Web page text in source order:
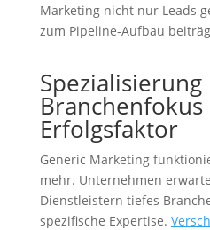
Marketing nicht nur Leads
zum Pipeline-Aufbau
Spezialisierung
Branchenfokus
Erfolgsfaktor
Generic Marketing
mehr. Unternehmen
Dienstleistern tiefes
spezifische Expertise.